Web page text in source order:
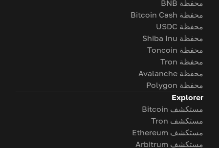
محفظة BNB
محفظة Bitcoin Cash
محفظة USDC
محفظة Shiba Inu
محفظة Toncoin
محفظة Tron
محفظة Avalanche
محفظة Polygon
Explorer
مستكشف Bitcoin
مستكشف Tron
مستكشف Ethereum
مستكشف Arbitrum